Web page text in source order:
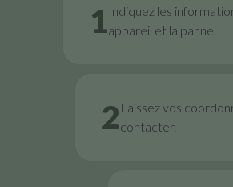
1Indiquez les
appareil et la panne.
2 Laissez vos
contacter.